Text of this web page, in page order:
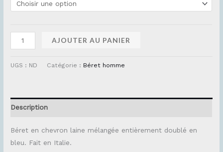
AJOUTER AU PANIER
UGS : ND Catégorie : Béret homme
Description
Béret en chevron laine mélangée entièrement doublé en
bleu. Fait en Italie.